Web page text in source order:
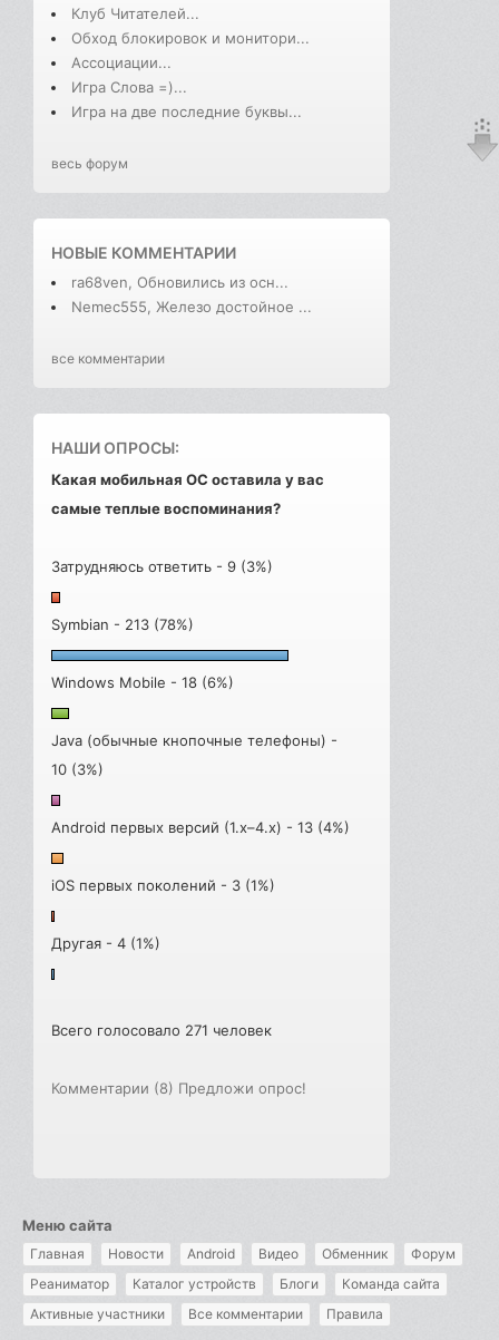
Клуб Читателей...
Обход блокировок и монитори...
Ассоциации...
Игра Слова =)...
Игра на две последние буквы...
весь форум
НОВЫЕ КОММЕНТАРИИ
ra68ven, Обновились из осн...
Nemec555, Железо достойное ...
все комментарии
НАШИ ОПРОСЫ:
Какая мобильная ОС оставила у вас
самые теплые воспоминания?
Затрудняюсь ответить - 9 (3%)
Symbian - 213 (78%)
Windows Mobile - 18 (6%)
Java (обычные кнопочные телефоны) -
10 (3%)
Android первых версий (1.x–4.x) - 13 (4%)
iOS первых поколений - 3 (1%)
Другая - 4 (1%)
Всего голосовало 271 человек
Комментарии (8) Предложи опрос!
Меню сайта
Главная Новости Android Видео Обменник
Форум
Реаниматор
Каталог устройств Блоги
Команда сайта
Активные участники
Все комментарии Правила